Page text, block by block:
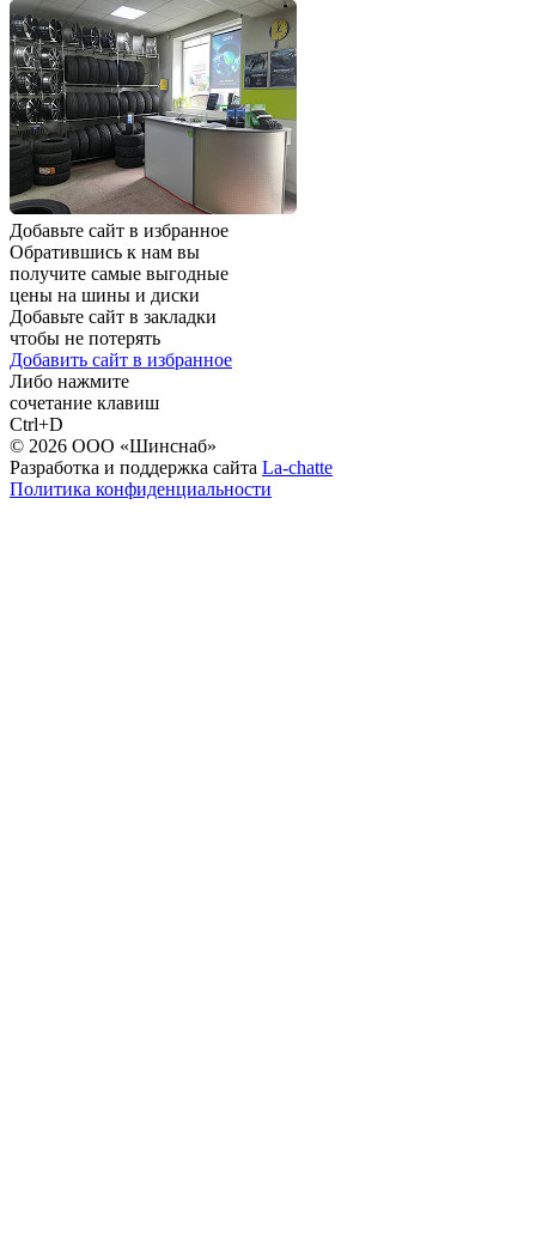
Добавьте сайт в избранное
Обратившись к нам вы
получите самые выгодные
цены на шины и диски
Добавьте сайт в закладки
чтобы не потерять
Добавить сайт в избранное
Либо нажмите
сочетание клавиш
Ctrl+D
© 2026 ООО «Шинснаб»
Разработка и поддержка сайта La-chatte
Политика конфиденциальности